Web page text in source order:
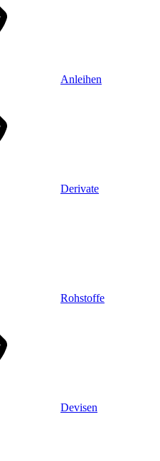
Anleihen
Derivate
Rohstoffe
Devisen